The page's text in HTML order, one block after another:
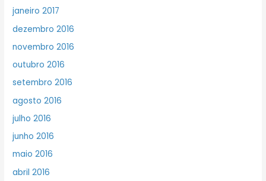
janeiro 2017
dezembro 2016
novembro 2016
outubro 2016
setembro 2016
agosto 2016
julho 2016
junho 2016
maio 2016
abril 2016